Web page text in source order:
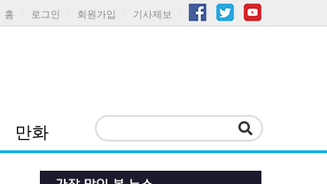
홈 로그인 회원가입 기사제보
만화